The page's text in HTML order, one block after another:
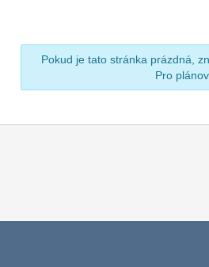
Pokud je tato stránka prázdná,
Pro